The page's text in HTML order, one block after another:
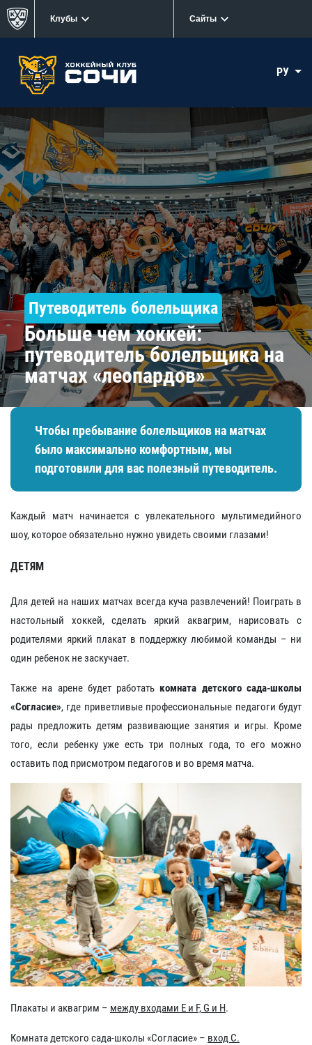
Клубы Сайты
РУ
Путеводитель болельщика
Больше чем хоккей:
путеводитель болельщика на
матчах «леопардов»
Чтобы пребывание болельщиков на матчах
было максимально комфортным, мы
подготовили для вас полезный путеводитель.
Каждый матч начинается с увлекательного мультимедийного
шоу, которое обязательно нужно увидеть своими глазами!
ДЕТЯМ
Для детей на наших матчах всегда куча развлечений! Поиграть в
настольный хоккей, сделать яркий аквагрим, нарисовать с
родителями яркий плакат в поддержку любимой команды – ни
один ребенок не заскучает.
Также на арене будет работать комната детского сада-школы
«Согласие», где приветливые профессиональные педагоги будут
рады предложить детям развивающие занятия и игры. Кроме
того, если ребенку уже есть три полных года, то его можно
оставить под присмотром педагогов и во время матча.
Плакаты и аквагрим – между входами E и F, G и H.
Комната детского сада-школы «Согласие» – вход C.